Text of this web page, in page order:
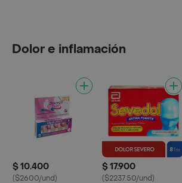
Dolor e inflamación
$ 10.400
($2600/und)
$ 17.900
($2237.50/und)